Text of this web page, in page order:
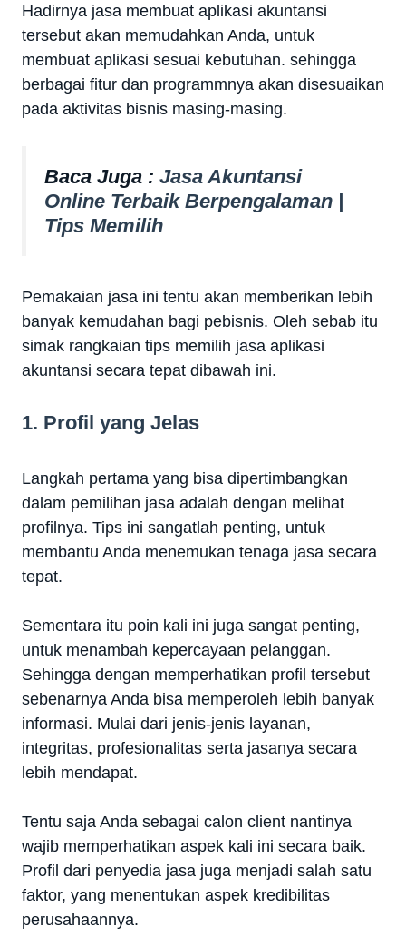
Hadirnya jasa membuat aplikasi akuntansi
tersebut akan memudahkan Anda, untuk
membuat aplikasi sesuai kebutuhan. sehingga
berbagai fitur dan programmnya akan disesuaikan
pada aktivitas bisnis masing-masing.
Baca Juga : Jasa Akuntansi
Online Terbaik Berpengalaman |
Tips Memilih
Pemakaian jasa ini tentu akan memberikan lebih
banyak kemudahan bagi pebisnis. Oleh sebab itu
simak rangkaian tips memilih jasa aplikasi
akuntansi secara tepat dibawah ini.
1. Profil yang Jelas
Langkah pertama yang bisa dipertimbangkan
dalam pemilihan jasa adalah dengan melihat
profilnya. Tips ini sangatlah penting, untuk
membantu Anda menemukan tenaga jasa secara
tepat.
Sementara itu poin kali ini juga sangat penting,
untuk menambah kepercayaan pelanggan.
Sehingga dengan memperhatikan profil tersebut
sebenarnya Anda bisa memperoleh lebih banyak
informasi. Mulai dari jenis-jenis layanan,
integritas, profesionalitas serta jasanya secara
lebih mendapat.
Tentu saja Anda sebagai calon client nantinya
wajib memperhatikan aspek kali ini secara baik.
Profil dari penyedia jasa juga menjadi salah satu
faktor, yang menentukan aspek kredibilitas
perusahaannya.